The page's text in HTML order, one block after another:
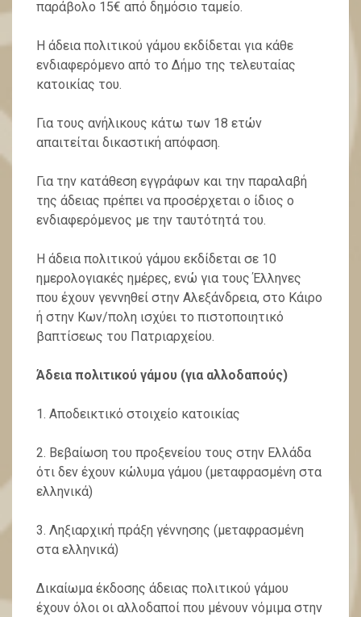
παράβολο 15€ από δημόσιο ταμείο.
Η άδεια πολιτικού γάμου εκδίδεται για κάθε
ενδιαφερόμενο από το Δήμο της τελευταίας
κατοικίας του.
Για τους ανήλικους κάτω των 18 ετών
απαιτείται δικαστική απόφαση.
Για την κατάθεση εγγράφων και την παραλαβή
της άδειας πρέπει να προσέρχεται ο ίδιος ο
ενδιαφερόμενος με την ταυτότητά του.
Η άδεια πολιτικού γάμου εκδίδεται σε 10
ημερολογιακές ημέρες, ενώ για τους Έλληνες
που έχουν γεννηθεί στην Αλεξάνδρεια, στο Κάιρο
ή στην Κων/πολη ισχύει το πιστοποιητικό
βαπτίσεως του Πατριαρχείου.
Άδεια πολιτικού γάμου (για αλλοδαπούς)
1. Αποδεικτικό στοιχείο κατοικίας
2. Βεβαίωση του προξενείου τους στην Ελλάδα
ότι δεν έχουν κώλυμα γάμου (μεταφρασμένη στα
ελληνικά)
3. Ληξιαρχική πράξη γέννησης (μεταφρασμένη
στα ελληνικά)
Δικαίωμα έκδοσης άδειας πολιτικού γάμου
έχουν όλοι οι αλλοδαποί που μένουν νόμιμα στην